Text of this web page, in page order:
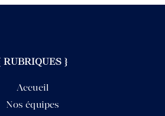
RUBRIQUES }
Accueil
Nos équipes